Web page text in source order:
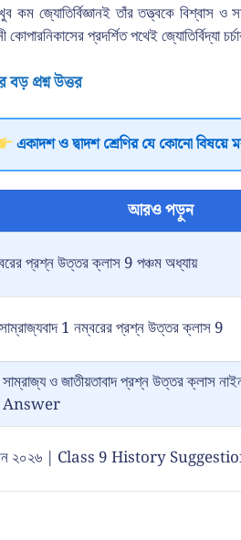
কম জ্যোতির্বিজ্ঞানই তাঁর তত্ত্বকে
কোপারনিকাসের প্রদর্শিত পথেই জ্যোতির্বিদ্যা
প্রশ্ন উত্তর
একাদশ ও দ্বাদশ শ্রেণির যে কোনো বিষয়ে
আরও পড়ুন
প্রশ্ন উত্তর ক্লাস 9 পঞ্চম অধ্যায়
সাম্রাজ্যবাদ 1 নম্বরের প্রশ্ন উত্তর ক্লাস 9
সাম্রাজ্য ও জাতীয়তাবাদ প্রশ্ন উত্তর
২০২৬ | Class 9 History